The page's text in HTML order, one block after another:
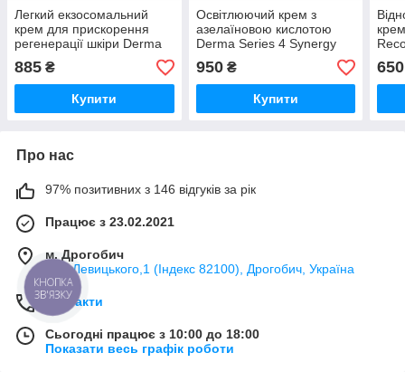
Легкий екзосомальний
крем для прискорення
регенерації шкіри Derma
Series Exometic Revive
Cream 50 мл
Відновлюючий крем для
885 ₴
Купити
Освітлюючий крем з
азелаїновою кислотою
Derma Series 4 Synergy
Brightening Cream Azelaic
Acid 10% 50 мл Крем для
вирівнювання тону
950₴
Купити
650
Про нас
97% позитивних з 146 відгуків за рік
Працює з 23.02.2021
м. Дрогобич
вул. Левицького,1 (Індекс 82100), Дрогобич, Україна
Контакти
Сьогодні працює з 10:00 до 18:00
Показати весь графік роботи
КНОПКА
ЗВ'ЯЗКУ